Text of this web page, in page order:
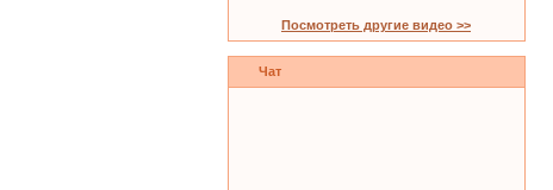
Посмотреть другие видео >>
Чат